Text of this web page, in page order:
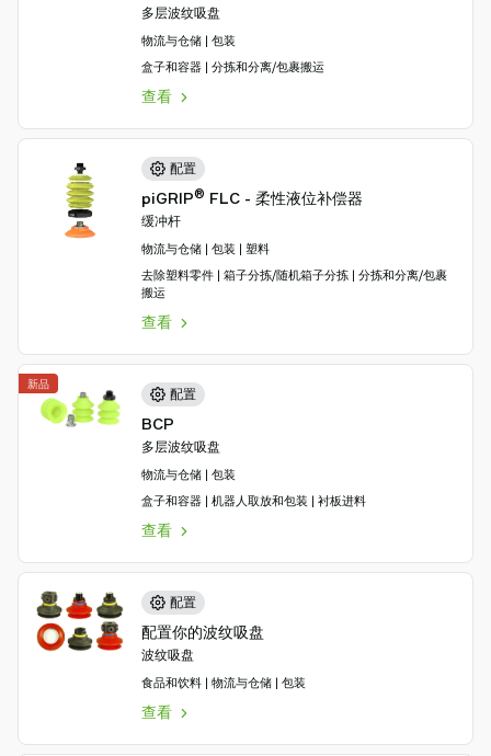
多层波纹吸盘
物流与仓储 | 包装
盒子和容器 | 分拣和分离/包裹搬运
查看
配置
piGRIP® FLC - 柔性液位补偿器
缓冲杆
物流与仓储 | 包装 | 塑料
去除塑料零件 | 箱子分拣/随机箱子分拣 | 分拣和分离/包裹
搬运
查看
配置
BCP
多层波纹吸盘
物流与仓储 | 包装
盒子和容器 | 机器人取放和包装 | 衬板进料
查看
新品
配置
配置你的波纹吸盘
波纹吸盘
食品和饮料 | 物流与仓储 | 包装
查看